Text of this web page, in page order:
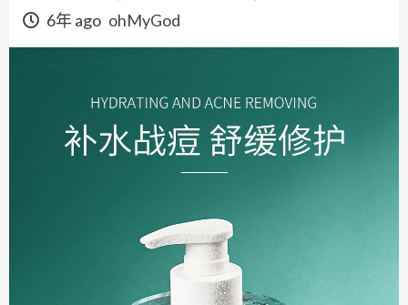
6年 ago ohMyGod